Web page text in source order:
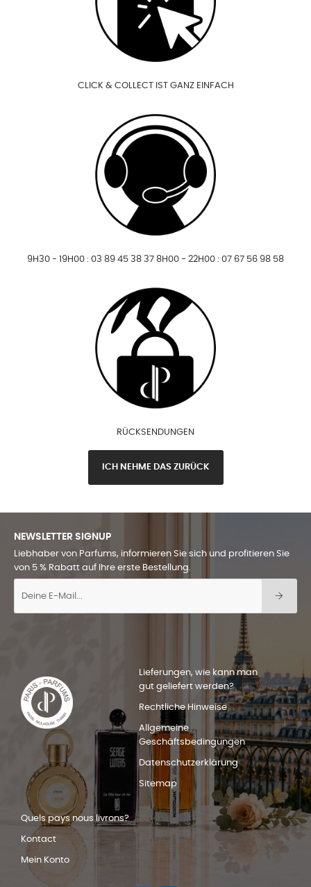
CLICK & COLLECT IST GANZ EINFACH
9H30 - 19H00 : 03 89 45 38 37 8H00 - 22H00 : 07 67 56 98 58
RÜCKSENDUNGEN
ICH NEHME DAS ZURÜCK
NEWSLETTER SIGNUP
Liebhaber von Parfums, informieren Sie sich und profitieren Sie
von 5 % Rabatt auf Ihre erste Bestellung.
Lieferungen, wie kann man
gut geliefert werden?
Rechtliche Hinweise
Allgemeine
Geschäftsbedingungen
Datenschutzerklärung
Sitemap
Quels pays nous livrons?
Kontact
Mein Konto